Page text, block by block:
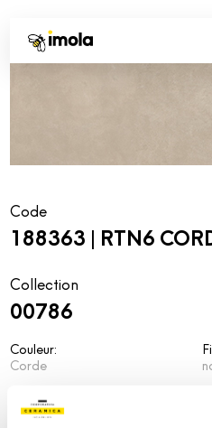
Code
188363 | RTN6
Collection
00786
Couleur:
Corde
Catégorie:
Fond